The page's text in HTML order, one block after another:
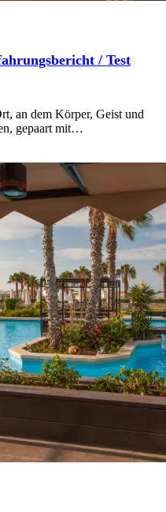
/ Test
an dem Körper, Geist und
gepaart mit…